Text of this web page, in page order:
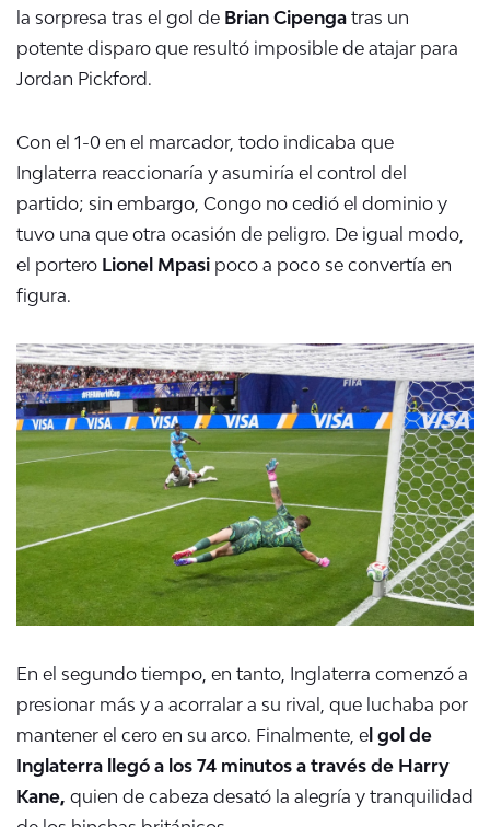
la sorpresa tras el gol de Brian Cipenga tras un
potente disparo que resultó imposible de atajar para
Jordan Pickford.
Con el 1-0 en el marcador, todo indicaba que
Inglaterra reaccionaría y asumiría el control del
partido; sin embargo, Congo no cedió el dominio y
tuvo una que otra ocasión de peligro. De igual modo,
el portero Lionel Mpasi poco a poco se convertía en
figura.
En el segundo tiempo, en tanto, Inglaterra comenzó a
presionar más y a acorralar a su rival, que luchaba por
mantener el cero en su arco. Finalmente, el gol de
Inglaterra llegó a los 74 minutos a través de Harry
Kane, quien de cabeza desató la alegría y tranquilidad